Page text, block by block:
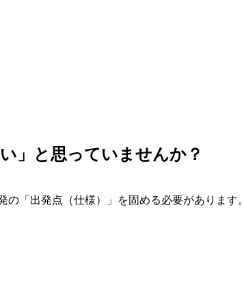
」と思っていませんか？
の「出発点（仕様）」を固める必要があります。